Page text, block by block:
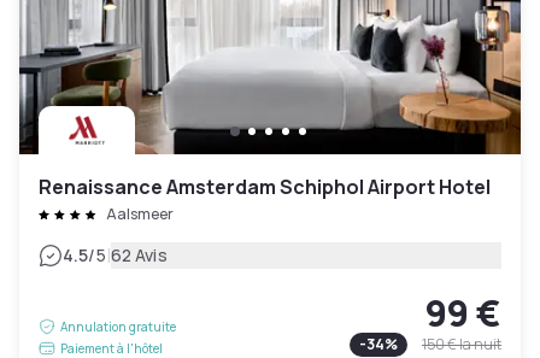
Renaissance Amsterdam Schiphol Airport Hotel
Aalsmeer
4.5/5|62 Avis
Annulation gratuite
Paiement à l'hôtel
99 €
-34% 150 €la nuit